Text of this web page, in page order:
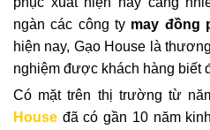
ngàn các công ty may đồng
hiện nay, Gạo House là
nghiệm được khách hàng biết
Có mặt trên thị trường từ
House đã có gần 10 năm